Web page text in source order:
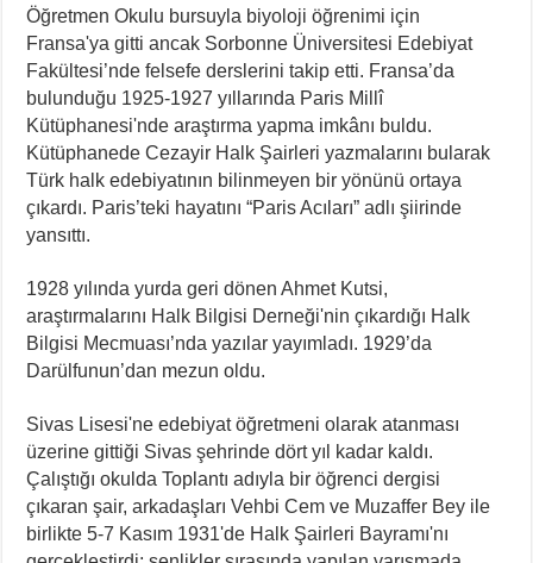
Öğretmen Okulu bursuyla biyoloji öğrenimi için
Fransa'ya gitti ancak Sorbonne Üniversitesi Edebiyat
Fakültesi’nde felsefe derslerini takip etti. Fransa’da
bulunduğu 1925-1927 yıllarında Paris Millî
Kütüphanesi'nde araştırma yapma imkânı buldu.
Kütüphanede Cezayir Halk Şairleri yazmalarını bularak
Türk halk edebiyatının bilinmeyen bir yönünü ortaya
çıkardı. Paris’teki hayatını “Paris Acıları” adlı şiirinde
yansıttı.
1928 yılında yurda geri dönen Ahmet Kutsi,
araştırmalarını Halk Bilgisi Derneği'nin çıkardığı Halk
Bilgisi Mecmuası’nda yazılar yayımladı. 1929’da
Darülfunun’dan mezun oldu.
Sivas Lisesi'ne edebiyat öğretmeni olarak atanması
üzerine gittiği Sivas şehrinde dört yıl kadar kaldı.
Çalıştığı okulda Toplantı adıyla bir öğrenci dergisi
çıkaran şair, arkadaşları Vehbi Cem ve Muzaffer Bey ile
birlikte 5-7 Kasım 1931'de Halk Şairleri Bayramı'nı